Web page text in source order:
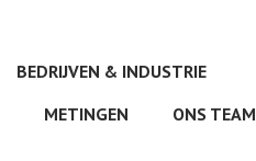
BEDRIJVEN & INDUSTRIE
METINGEN
ONS TEAM